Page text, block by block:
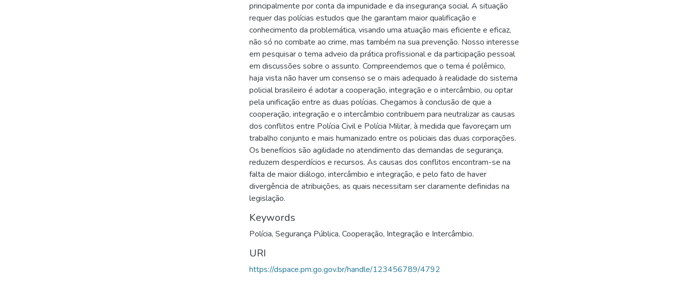
principalmente por conta da impunidade e da insegurança social. A situação
requer das polícias estudos que lhe garantam maior qualificação e
conhecimento da problemática, visando uma atuação mais eficiente e eficaz,
não só no combate ao crime, mas também na sua prevenção. Nosso interesse
em pesquisar o tema adveio da prática profissional e da participação pessoal
em discussões sobre o assunto. Compreendemos que o tema é polêmico,
haja vista não haver um consenso se o mais adequado à realidade do sistema
policial brasileiro é adotar a cooperação, integração e o intercâmbio, ou optar
pela unificação entre as duas polícias. Chegamos à conclusão de que a
cooperação, integração e o intercâmbio contribuem para neutralizar as causas
dos conflitos entre Polícia Civil e Polícia Militar, à medida que favoreçam um
trabalho conjunto e mais humanizado entre os policiais das duas corporações.
Os benefícios são agilidade no atendimento das demandas de segurança,
reduzem desperdícios e recursos. As causas dos conflitos encontram-se na
falta de maior diálogo, intercâmbio e integração, e pelo fato de haver
divergência de atribuições, as quais necessitam ser claramente definidas na
legislação.
Keywords
Polícia, Segurança Pública, Cooperação, Integração e Intercâmbio.
URI
https://dspace.pm.go.gov.br/handle/123456789/4792